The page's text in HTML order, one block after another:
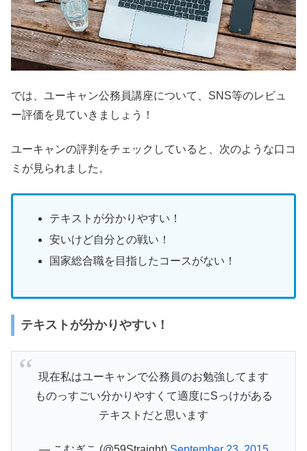
では、ユーキャン公務員講座について、SNS等のレビュ
ー評価を見ていきましょう！
ユーキャンの評判をチェックしていると、次のような口コ
ミが見られました。
テキストが分かりやすい ！
安いけど自分との戦い！
国家総合職を目指したコースがない！
テキストが分かりやすい！
現在私はユーキャンで公務員のお勉強してます
ものっすごい分かりやすくて適度にSっけがある
テキストだと思います